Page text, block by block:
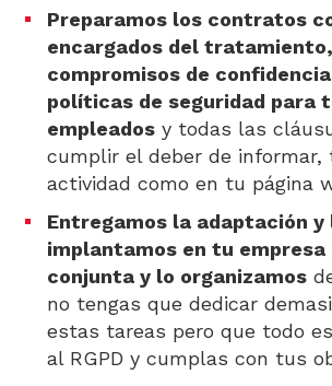
Preparamos los contratos
encargados del
compromisos de
políticas de seguridad para
empleados y todas las
cumplir el deber de
actividad como en tu página
Entregamos la adaptación y
implantamos en tu empresa
conjunta y lo organizamos
no tengas que dedicar
estas tareas pero que todo
al RGPD y cumplas con tus